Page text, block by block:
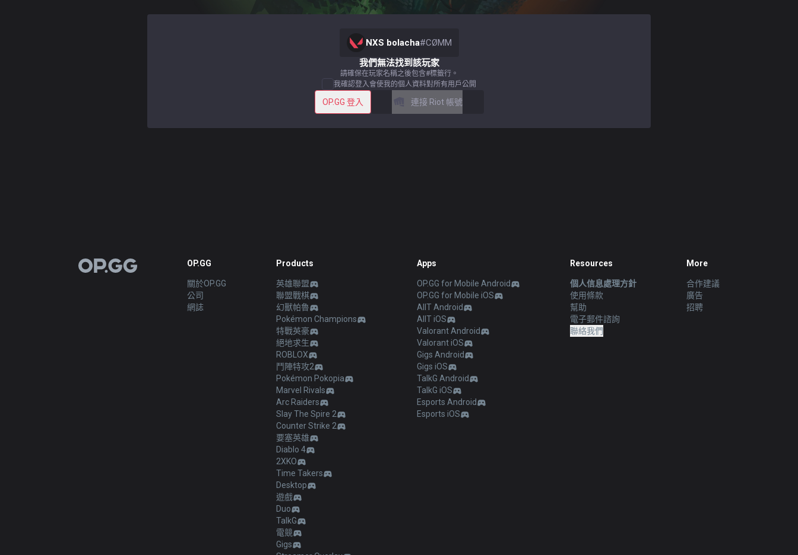
NXS bolacha#CØMM
我們無法找到該玩家
請確保在玩家名稱之後包含#標籤行。
我確認登入會使我的個人資料對所有用戶公開
OP.GG 登入 連接 Riot 帳號
OP.GG OP.GG
關於OP.GG
公司
網誌
Products
英雄聯盟
聯盟戰棋
幻獸帕魯
Pokémon Champions
特戰英豪
絕地求生
ROBLOX
鬥陣特攻2
Pokémon Pokopia
Marvel Rivals
Arc Raiders
Slay The Spire 2
Counter Strike 2
要塞英雄
Diablo 4
2XKO
Time Takers
Desktop
遊戲
Duo
TalkG
電競
Gigs
Apps
OP.GG for Mobile Android
OP.GG for Mobile iOS
AllT Android
AllT iOS
Valorant Android
Valorant iOS
Gigs Android
Gigs iOS
TalkG Android
TalkG iOS
Esports Android
Esports iOS
Resources
個人信息處理方針
使用條款
幫助
電子郵件諮詢
聯絡我們
More
合作建議
廣告
招聘